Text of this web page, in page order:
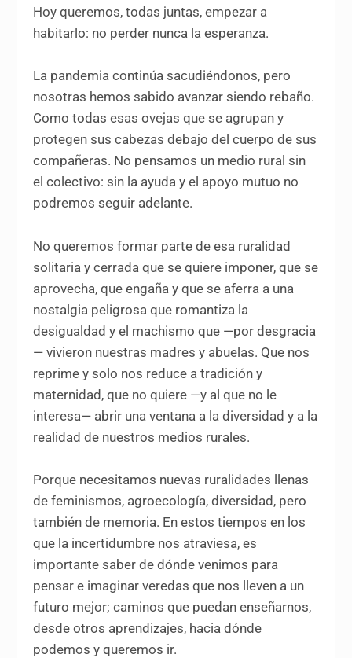
Hoy queremos, todas juntas, empezar a
habitarlo: no perder nunca la esperanza.
La pandemia continúa sacudiéndonos, pero
nosotras hemos sabido avanzar siendo rebaño.
Como todas esas ovejas que se agrupan y
protegen sus cabezas debajo del cuerpo de sus
compañeras. No pensamos un medio rural sin
el colectivo: sin la ayuda y el apoyo mutuo no
podremos seguir adelante.
No queremos formar parte de esa ruralidad
solitaria y cerrada que se quiere imponer, que se
aprovecha, que engaña y que se aferra a una
nostalgia peligrosa que romantiza la
desigualdad y el machismo que —por desgracia
— vivieron nuestras madres y abuelas. Que nos
reprime y solo nos reduce a tradición y
maternidad, que no quiere —y al que no le
interesa— abrir una ventana a la diversidad y a la
realidad de nuestros medios rurales.
Porque necesitamos nuevas ruralidades llenas
de feminismos, agroecología, diversidad, pero
también de memoria. En estos tiempos en los
que la incertidumbre nos atraviesa, es
importante saber de dónde venimos para
pensar e imaginar veredas que nos lleven a un
futuro mejor; caminos que puedan enseñarnos,
desde otros aprendizajes, hacia dónde
podemos y queremos ir.